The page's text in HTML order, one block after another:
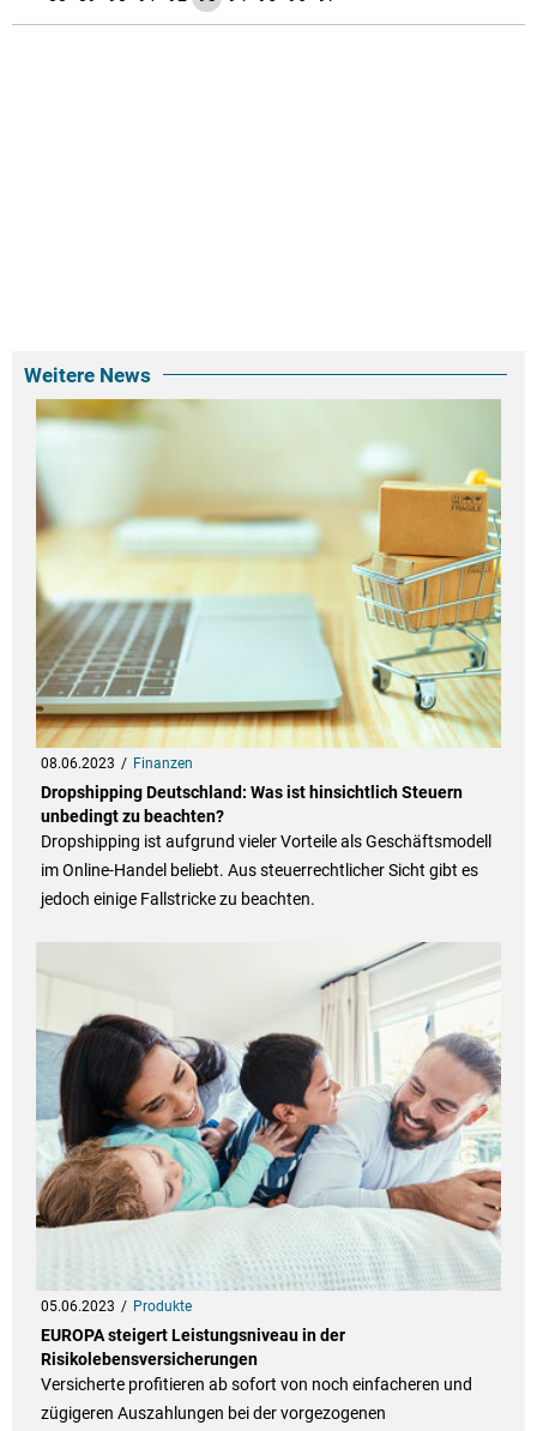
Weitere News
08.06.2023 Finanzen
Dropshipping Deutschland: Was ist hinsichtlich Steuern
unbedingt zu beachten?
Dropshipping ist aufgrund vieler Vorteile als Geschäftsmodell
im Online-Handel beliebt. Aus steuerrechtlicher Sicht gibt es
jedoch einige Fallstricke zu beachten.
05.06.2023 Produkte
EUROPA steigert Leistungsniveau in der
Risikolebensversicherungen
Versicherte profitieren ab sofort von noch einfacheren und
zügigeren Auszahlungen bei der vorgezogenen